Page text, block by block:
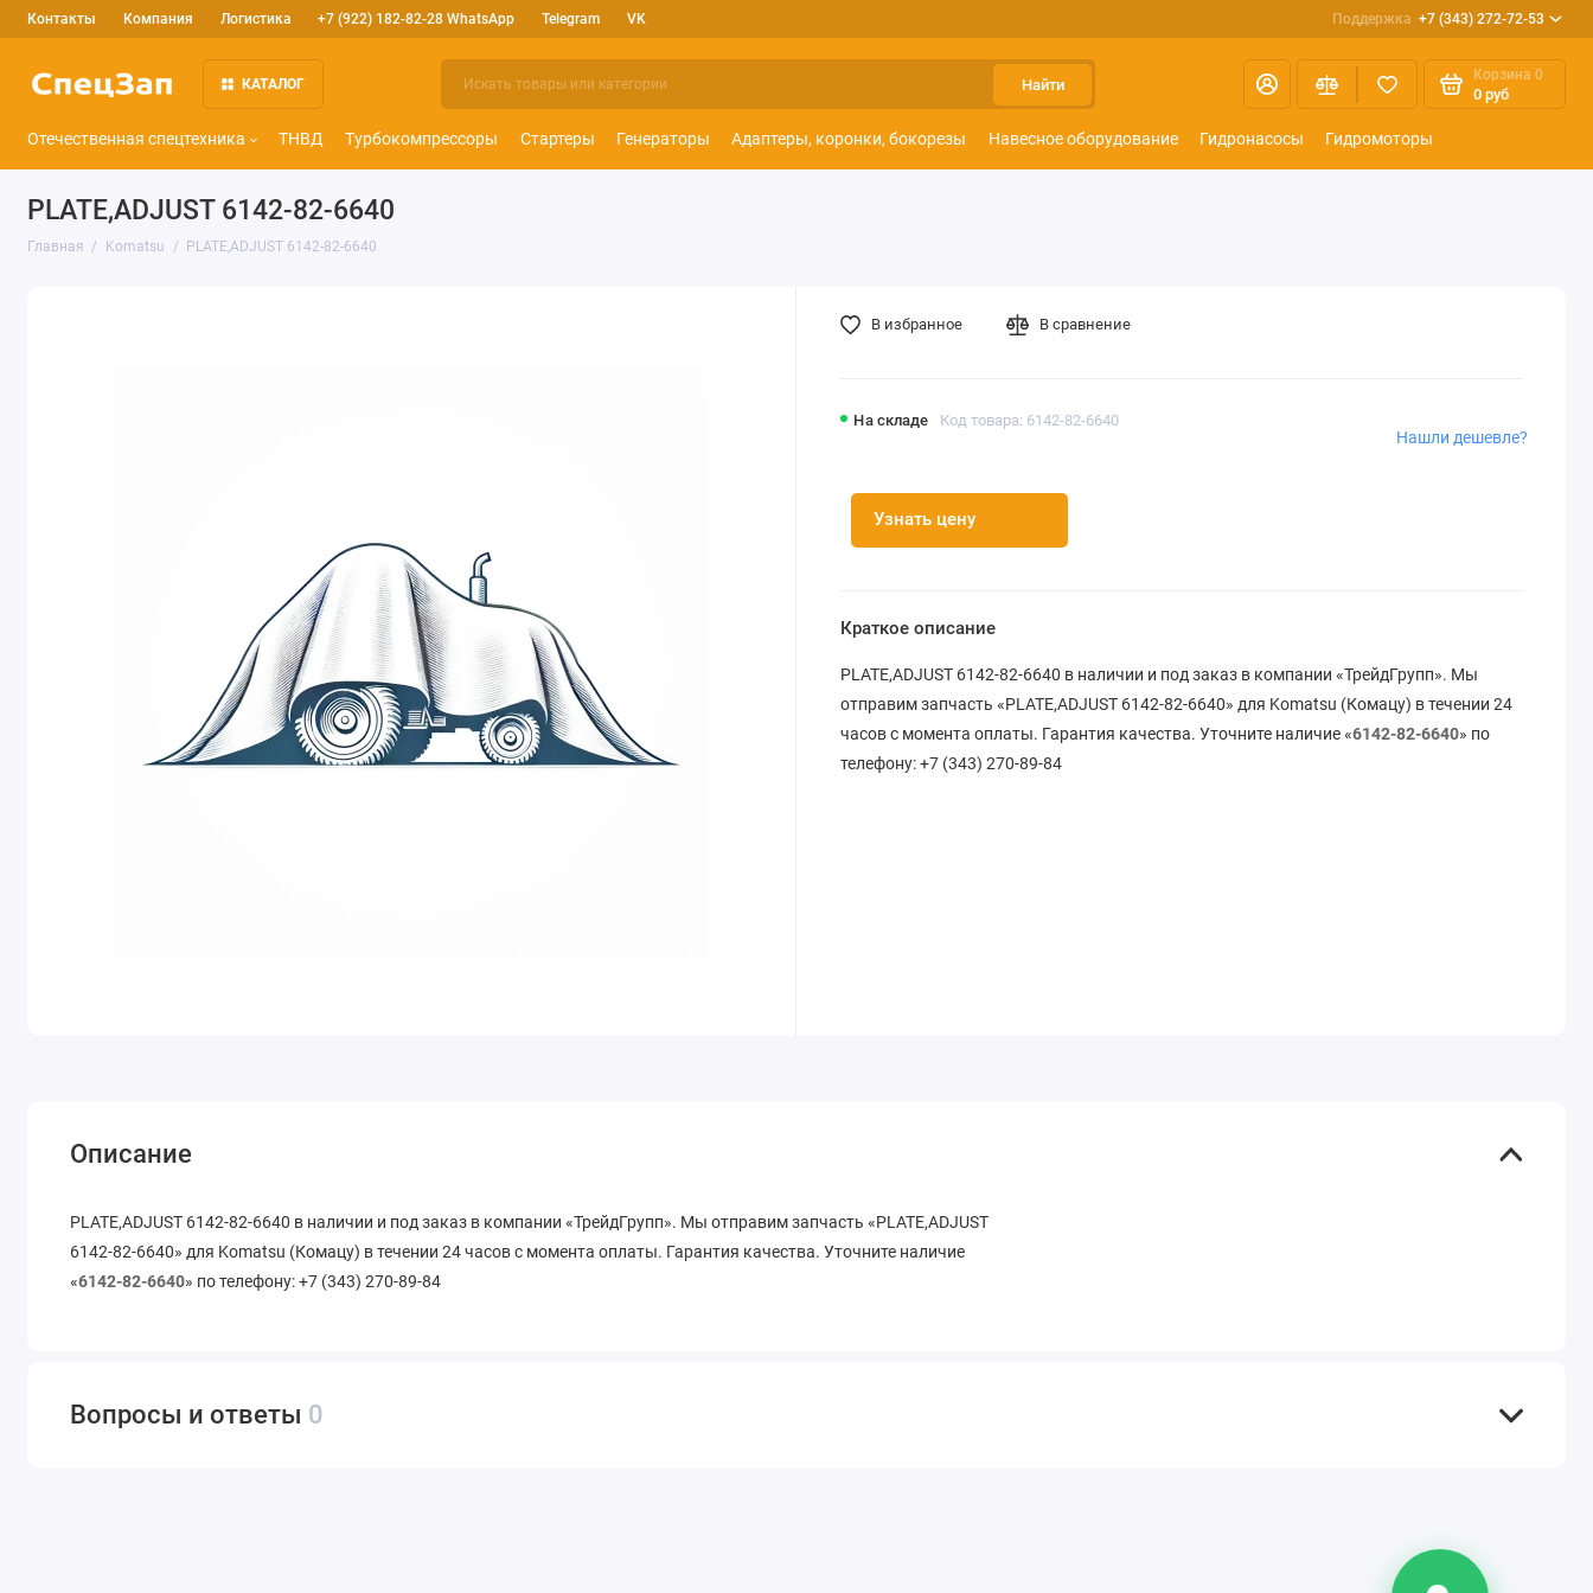
Контакты Компания Логистика +7 (922) 182-82-28 WhatsApp Telegram VK Поддержка +7 (343) 272-72-53
КАТАЛОГ Найти
Корзина 0
0 руб
Отечественная спецтехника ТНВД Турбокомпрессоры Стартеры Генераторы Адаптеры, коронки, бокорезы Навесное оборудование Гидронасосы Гидромоторы
PLATE,ADJUST 6142-82-6640
Главная Komatsu PLATE,ADJUST 6142-82-6640
На складе Код товара: 6142-82-6640
Узнать цену
Нашли дешевле?
В избранное В сравнение
Краткое описание
PLATE,ADJUST 6142-82-6640 в наличии и под заказ в компании «ТрейдГрупп». Мы
отправим запчасть «PLATE,ADJUST 6142-82-6640» для Komatsu (Комацу) в течении 24
часов с момента оплаты. Гарантия качества. Уточните наличие «6142-82-6640» по
телефону: +7 (343) 270-89-84
Описание
PLATE,ADJUST 6142-82-6640 в наличии и под заказ в компании «ТрейдГрупп». Мы отправим запчасть «PLATE,ADJUST
6142-82-6640» для Komatsu (Комацу) в течении 24 часов с момента оплаты. Гарантия качества. Уточните наличие
«6142-82-6640» по телефону: +7 (343) 270-89-84
Вопросы и ответы 0